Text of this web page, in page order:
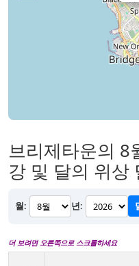
브리제타운의 8
강 및 달의 위상
월: 년:
더 보려면 오른쪽으로 스크롤하세요